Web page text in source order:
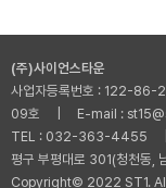
(주)사이언스타운
사업자등록번호 : 122-
09호 | E-mail :
TEL : 032-363-4455
평구 부평대로 301(청천동,
Copyright© 2022 ST1.